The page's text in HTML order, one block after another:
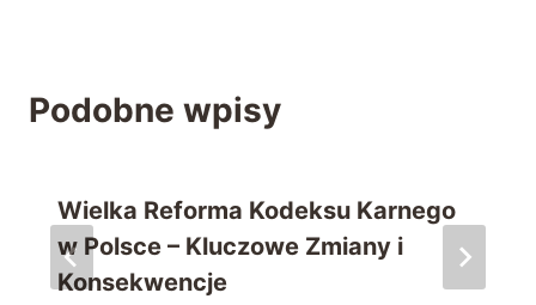
Podobne wpisy
Wielka Reforma Kodeksu Karnego
w Polsce – Kluczowe Zmiany i
Konsekwencje